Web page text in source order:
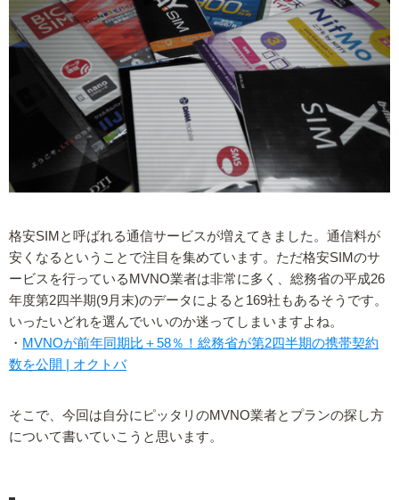
格安SIMと呼ばれる通信サービスが増えてきました。通信料が
安くなるということで注目を集めています。ただ格安SIMのサ
ービスを行っているMVNO業者は非常に多く、総務省の平成26
年度第2四半期(9月末)のデータによると169社もあるそうです。
いったいどれを選んでいいのか迷ってしまいますよね。
・ MVNOが前年同期比＋58％！総務省が第2四半期の携帯契約
数を公開 | オクトバ
そこで、今回は自分にピッタリのMVNO業者とプランの探し方
について書いていこうと思います。